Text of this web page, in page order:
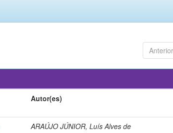
Anterior
Autor(es)
ARAÚJO JÚNIOR, Luís Alves de